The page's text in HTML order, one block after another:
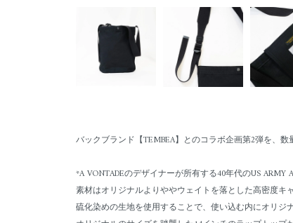
バックブランド【TEMBEA】とのコラボ企画第2弾を、数
*A VONTADEのデザイナーが所有する40年代のUS
素材はオリジナルよりややウェイトを落とした高密度キ
硫化染めの生地を使用することで、使い込む内にオリジ